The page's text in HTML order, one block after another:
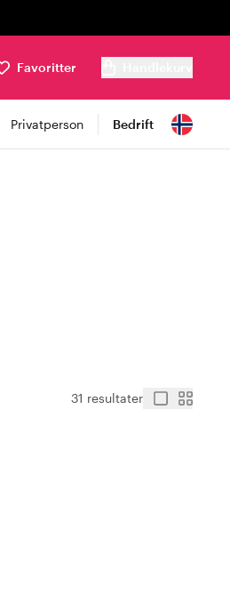
Favoritter
Privatperson Bedrift
31 resultater